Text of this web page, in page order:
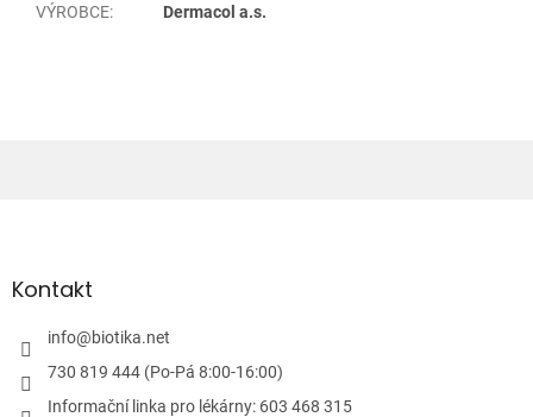
VÝROBCE: Dermacol a.s.
aKontakt
info@biotika.net
730 819 444 (Po-Pá 8:00-16:00)
Informační linka pro lékárny: 603 468 315